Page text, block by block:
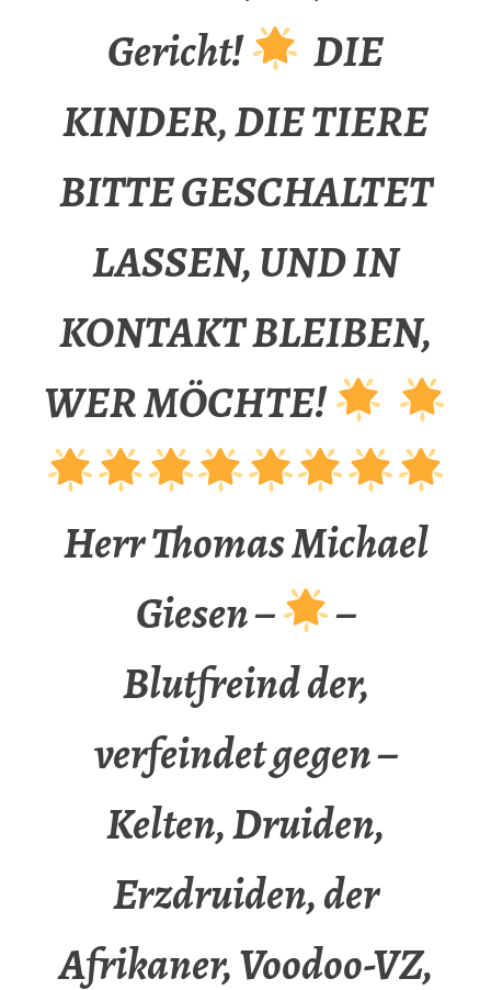
Gericht!
DIE
KINDER, DIE TIERE
BITTE GESCHALTET
LASSEN, UND IN
KONTAKT BLEIBEN,
WER MÖCHTE!
Herr Thomas Michael
Giesen –
–
Blutfreind der,
verfeindet gegen –
Kelten, Druiden,
Erzdruiden, der
Afrikaner, Voodoo-VZ,